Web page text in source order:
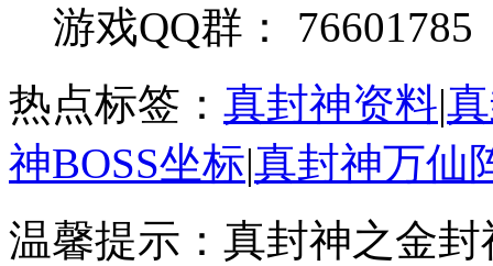
游戏QQ群： 76601785
热点标签： 真封神资料|
神BOSS坐标|真封神万仙
温馨提示：真封神之金